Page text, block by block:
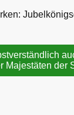
Majestäten der